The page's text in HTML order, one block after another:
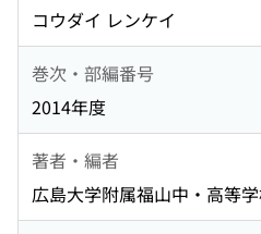
コウダイ レンケイ
巻次・部編番号
2014年度
著者・編者
広島大学附属福山中・高等